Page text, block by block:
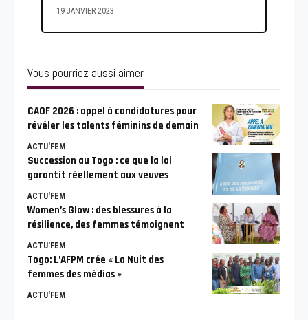
19 JANVIER 2023
Vous pourriez aussi aimer
CAOF 2026 : appel à candidatures pour
révéler les talents féminins de demain
ACTU'FEM
Succession au Togo : ce que la loi
garantit réellement aux veuves
ACTU'FEM
Women’s Glow : des blessures à la
résilience, des femmes témoignent
ACTU'FEM
Togo: L’AFPM crée « La Nuit des
femmes des médias »
ACTU'FEM